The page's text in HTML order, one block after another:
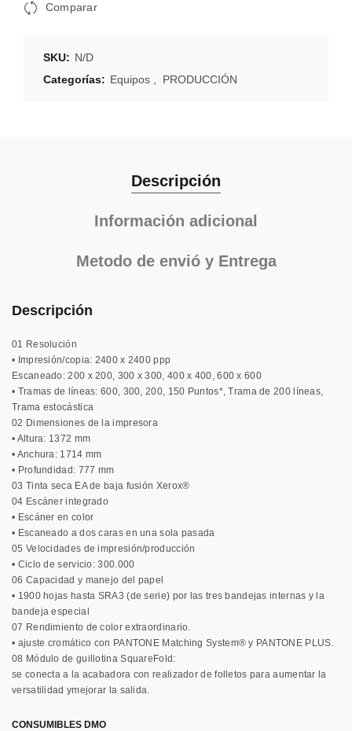
Comparar
SKU: N/D
Categorías: Equipos PRODUCCIÓN
Descripción
Información adicional
Metodo de envió y Entrega
Descripción
01 Resolución
• Impresión/copia: 2400 x 2400 ppp
Escaneado: 200 x 200, 300 x 300, 400 x 400, 600 x 600
• Tramas de líneas: 600, 300, 200, 150 Puntos*, Trama de 200 líneas,
Trama estocástica
02 Dimensiones de la impresora
• Altura: 1372 mm
• Anchura: 1714 mm
• Profundidad: 777 mm
03 Tinta seca EA de baja fusión Xerox®
04 Escáner integrado
• Escáner en color
• Escaneado a dos caras en una sola pasada
05 Velocidades de impresión/producción
• Ciclo de servicio: 300.000
06 Capacidad y manejo del papel
• 1900 hojas hasta SRA3 (de serie) por las tres bandejas internas y la
bandeja especial
07 Rendimiento de color extraordinario.
• ajuste cromático con PANTONE Matching System® y PANTONE PLUS.
08 Módulo de guillotina SquareFold:
se conecta a la acabadora con realizador de folletos para aumentar la
versatilidad ymejorar la salida.
CONSUMIBLES DMO